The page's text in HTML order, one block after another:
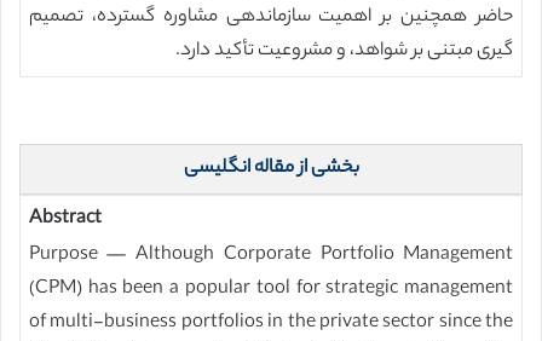
حاضر همچنین بر اهمیت سازماندهی مشاوره گسترده، تصمیم
گیری مبتنی بر شواهد، و مشروعیت تأکید دارد.
بخشی از مقاله انگلیسی
Abstract
Purpose — Although Corporate Portfolio Management
(CPM) has been a popular tool for strategic management
of multi-business portfolios in the private sector since the